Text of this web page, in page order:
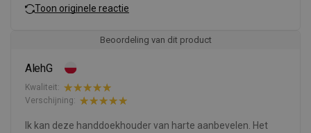
Toon originele reactie
Beoordeling van dit product
AlehG
Kwaliteit:
Verschijning:
Ik kan deze handdoekhouder van harte aanbevelen. Het